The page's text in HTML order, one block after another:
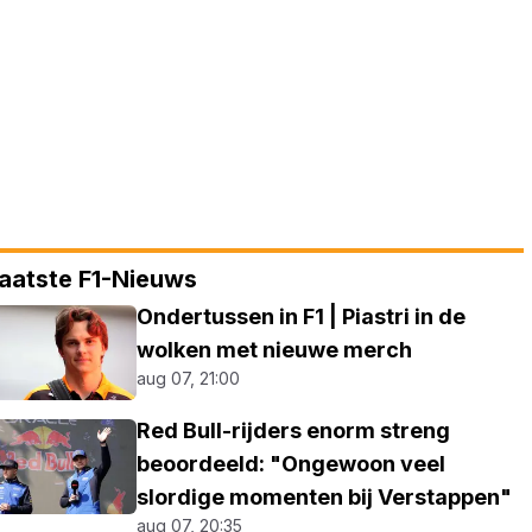
F1-Nieuws
Ondertussen in F1 | Piastri in de
wolken met nieuwe merch
aug 07, 21:00
Red Bull-rijders enorm streng
beoordeeld: "Ongewoon veel
slordige momenten bij Verstappen"
aug 07, 20:35